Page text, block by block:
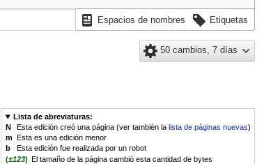
Espacios de nombres Etiquetas
50 cambios, 7 días
Lista de abreviaturas:
N
Esta edición creó una página (ver también la lista de páginas nuevas)
m
Esta es una edición menor
b
Esta edición fue realizada por un robot
(±123) El tamaño de la página cambió esta cantidad de bytes